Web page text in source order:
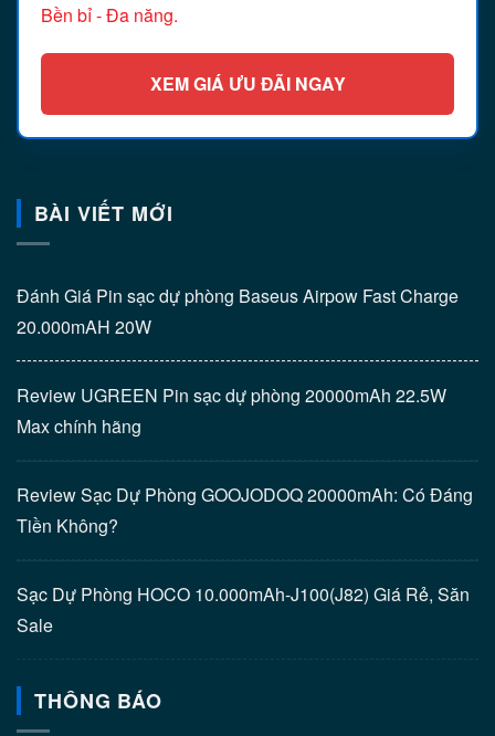
Bền bỉ - Đa năng.
XEM GIÁ ƯU ĐÃI NGAY
BÀI VIẾT MỚI
Đánh Giá Pin sạc dự phòng Baseus Airpow Fast Charge
20.000mAH 20W
Review UGREEN Pin sạc dự phòng 20000mAh 22.5W
Max chính hãng
Review Sạc Dự Phòng GOOJODOQ 20000mAh: Có Đáng
Tiền Không?
Sạc Dự Phòng HOCO 10.000mAh-J100(J82) Giá Rẻ, Săn
Sale
THÔNG BÁO